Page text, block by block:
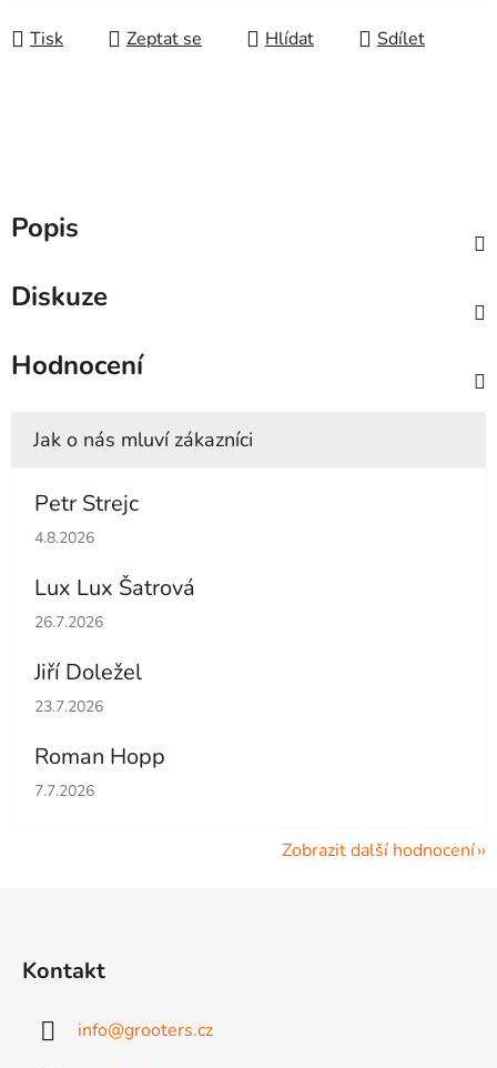
Tisk
Zeptat se Hlídat Sdílet
Popis
Diskuze
Hodnocení
Petr Strejc
Hodnocení obchodu je 5 z 5 hvězdiček.
4.8.2026
Lux Lux Šatrová
Hodnocení obchodu je 5 z 5 hvězdiček.
26.7.2026
Jiří Doležel
Hodnocení obchodu je 5 z 5 hvězdiček.
23.7.2026
Roman Hopp
Hodnocení obchodu je 5 z 5 hvězdiček.
7.7.2026
Zobrazit další hodnocení
Kontakt
info@grooters.cz